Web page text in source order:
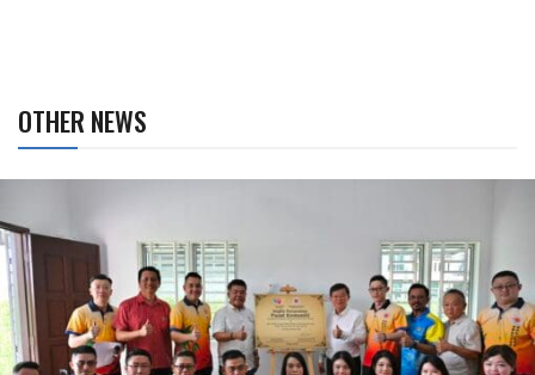
OTHER NEWS